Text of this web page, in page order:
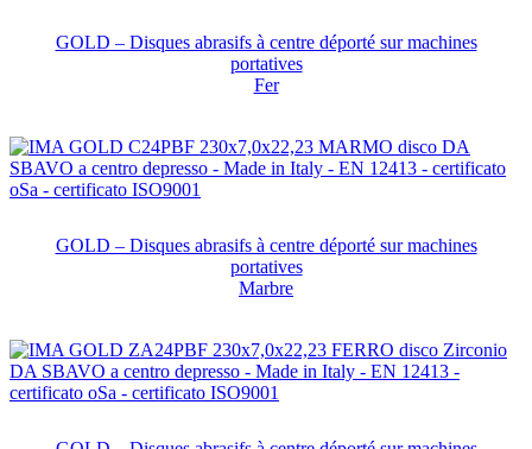
GOLD – Disques abrasifs à centre déporté sur machines
portatives
Fer
GOLD – Disques abrasifs à centre déporté sur machines
portatives
Marbre